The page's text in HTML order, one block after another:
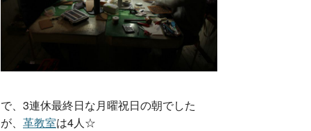
で、3連休最終日な月曜祝日の朝でした
が、 革教室は4人☆